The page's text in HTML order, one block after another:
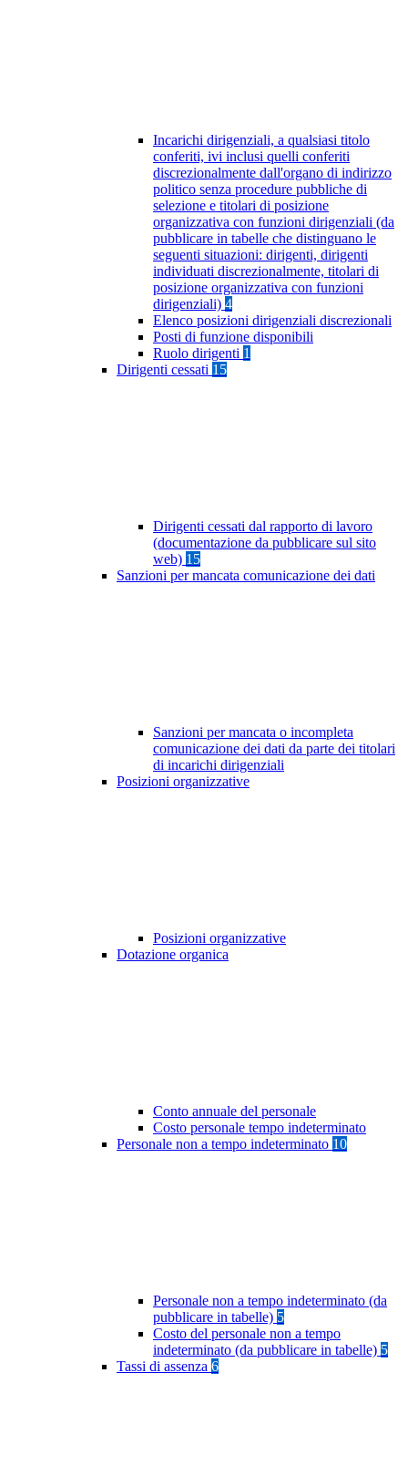
Incarichi dirigenziali, a qualsiasi titolo
conferiti, ivi inclusi quelli conferiti
discrezionalmente dall'organo di indirizzo
politico senza procedure pubbliche di
selezione e titolari di posizione
organizzativa con funzioni dirigenziali (da
pubblicare in tabelle che distinguano le
seguenti situazioni: dirigenti, dirigenti
individuati discrezionalmente, titolari di
posizione organizzativa con funzioni
dirigenziali) 4
Elenco posizioni dirigenziali discrezionali
Posti di funzione disponibili
Ruolo dirigenti 1
Dirigenti cessati 15
Dirigenti cessati dal rapporto di lavoro
(documentazione da pubblicare sul sito
web) 15
Sanzioni per mancata comunicazione dei dati
Sanzioni per mancata o incompleta
comunicazione dei dati da parte dei titolari
di incarichi dirigenziali
Posizioni organizzative
Posizioni organizzative
Dotazione organica
Conto annuale del personale
Costo personale tempo indeterminato
Personale non a tempo indeterminato 10
Personale non a tempo indeterminato (da
pubblicare in tabelle) 5
Costo del personale non a tempo
indeterminato (da pubblicare in tabelle) 5
Tassi di assenza 6